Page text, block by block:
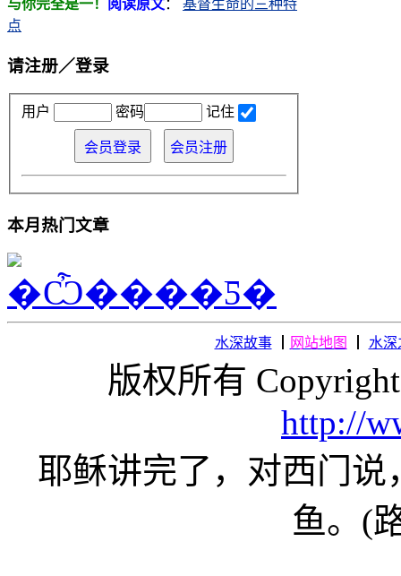
与你完全是一！ 阅读原文：
基督生命的三种特
点
请注册／登录
用户 密码 记住
本月热门文章
水深故事┃ 网站地图 水深
版权所有
http://
耶稣讲完了，对西门
鱼。(